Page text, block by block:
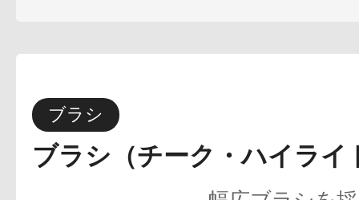
ブラシ
ブラシ（チーク・ハイライ